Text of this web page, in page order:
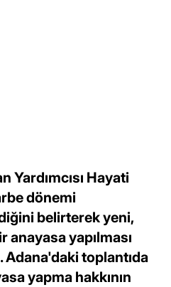
Yardımcısı Hayati
dönemi
belirterek yeni,
yapılması
toplantıda
yapma hakkının